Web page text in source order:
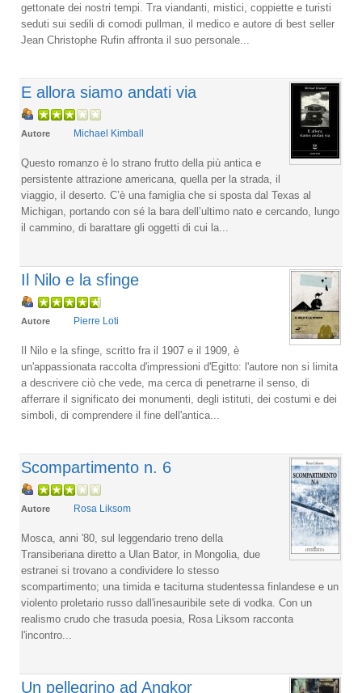
gettonate dei nostri tempi. Tra viandanti, mistici, coppiette e turisti
seduti sui sedili di comodi pullman, il medico e autore di best seller
Jean Christophe Rufin affronta il suo personale...
E allora siamo andati via
Autore Michael Kimball
Questo romanzo è lo strano frutto della più antica e
persistente attrazione americana, quella per la strada, il
viaggio, il deserto. C’è una famiglia che si sposta dal Texas al
Michigan, portando con sé la bara dell’ultimo nato e cercando, lungo
il cammino, di barattare gli oggetti di cui la...
Il Nilo e la sfinge
Autore Pierre Loti
Il Nilo e la sfinge, scritto fra il 1907 e il 1909, è
un'appassionata raccolta d'impressioni d'Egitto: l'autore non si limita
a descrivere ciò che vede, ma cerca di penetrarne il senso, di
afferrare il significato dei monumenti, degli istituti, dei costumi e dei
simboli, di comprendere il fine dell'antica...
Scompartimento n. 6
Autore Rosa Liksom
Mosca, anni '80, sul leggendario treno della
Transiberiana diretto a Ulan Bator, in Mongolia, due
estranei si trovano a condividere lo stesso
scompartimento; una timida e taciturna studentessa finlandese e un
violento proletario russo dall'inesauribile sete di vodka. Con un
realismo crudo che trasuda poesia, Rosa Liksom racconta
l'incontro...
Un pellegrino ad Angkor